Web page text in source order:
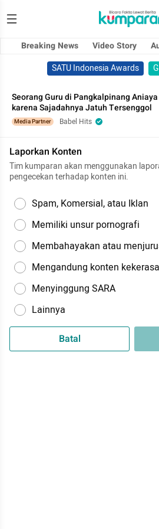
Breaking News Video Story
SATU Indonesia Awards
Seorang Guru di Pangkalpinang Aniaya
karena Sajadahnya Jatuh Tersenggol
Media Partner Babel Hits
Laporkan Konten
Tim kumparan akan menggunakan
pengecekan terhadap konten ini.
Spam, Komersial, atau Iklan
Memiliki unsur pornografi
Membahayakan atau
Mengandung konten
Menyinggung SARA
Lainnya
Batal